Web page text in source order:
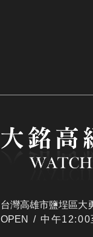
台灣高雄市鹽埕區大
OPEN / 中午12:00